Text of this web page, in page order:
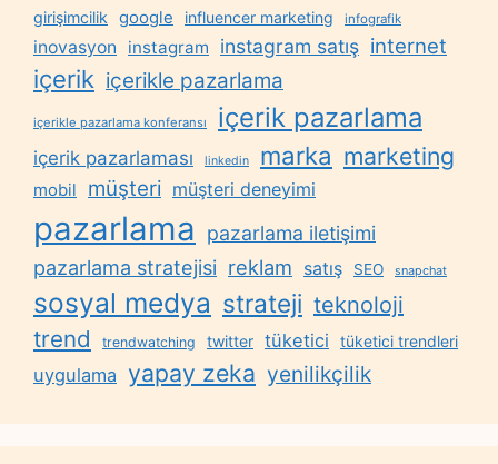
girişimcilik google influencer marketing infografik
inovasyon instagram instagram satış internet
içerik içerikle pazarlama
içerikle pazarlama konferansı içerik pazarlama
içerik pazarlaması linkedin marka marketing
mobil müşteri müşteri deneyimi
pazarlama
pazarlama iletişimi
pazarlama stratejisi reklam satış SEO snapchat
sosyal medya strateji teknoloji
trend trendwatching twitter tüketici tüketici trendleri
uygulama yapay zeka yenilikçilik